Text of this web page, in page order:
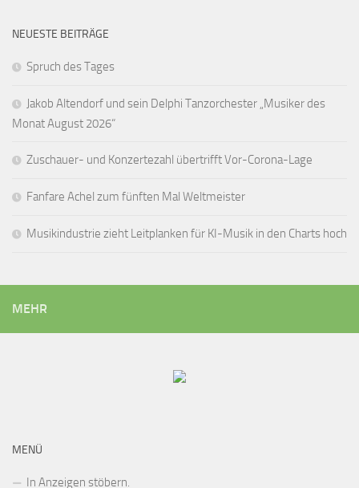
NEUESTE BEITRÄGE
Spruch des Tages
Jakob Altendorf und sein Delphi Tanzorchester „Musiker des
Monat August 2026“
Zuschauer- und Konzertezahl übertrifft Vor-Corona-Lage
Fanfare Achel zum fünften Mal Weltmeister
Musikindustrie zieht Leitplanken für KI-Musik in den Charts hoch
MEHR
MENÜ
In Anzeigen stöbern.